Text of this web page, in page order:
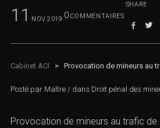
11 NOV 2019 0 COMMENTAIRES
SHARE
Cabinet ACI > Provocation de mineurs au
Posté par Maître / dans Droit pénal des
Provocation de mineurs au trafic de